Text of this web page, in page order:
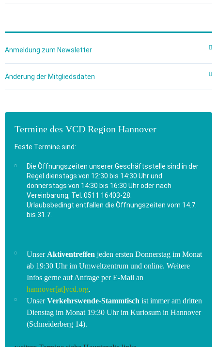
Anmeldung zum Newsletter
Änderung der Mitgliedsdaten
Termine des VCD Region Hannover
Feste Termine sind:
Die Öffnungszeiten unserer Geschäftsstelle sind in der
Regel dienstags von 12:30 bis 14:30 Uhr und
donnerstags von 14:30 bis 16:30 Uhr oder nach
Vereinbarung, Tel. 0511 16403-28.
Urlaubsbedingt entfallen die Öffnungszeiten vom 14.7.
bis 31.7.
Unser Aktiventreffen jeden ersten Donnerstag im Monat
ab 19:30 Uhr im Umweltzentrum und online. Weitere
Infos gerne auf Anfrage per E-Mail an
hannover[at]vcd.org.
UnserVerkehrswende-Stammtisch ist immer am dritten
Dienstag im Monat 19:30 Uhr im Kuriosum in Hannover
(Schneiderberg 14).